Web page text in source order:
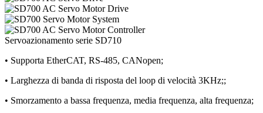
Servoazionamento serie SD710
• Supporta EtherCAT, RS-485, CANopen;
• Larghezza di banda di risposta del loop di velocità 3KHz;;
• Smorzamento a bassa frequenza, media frequenza, alta frequenza;